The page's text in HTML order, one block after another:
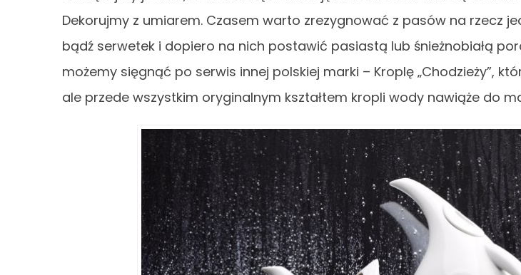
Dekorujmy z umiarem. Czasem warto zrezygnować z pasów na rzecz
bądź serwetek i dopiero na nich postawić pasiastą lub śnieżnobiałą
możemy sięgnąć po serwis innej polskiej marki – Kroplę „Chodzieży”,
ale przede wszystkim oryginalnym kształtem kropli wody nawiąże do